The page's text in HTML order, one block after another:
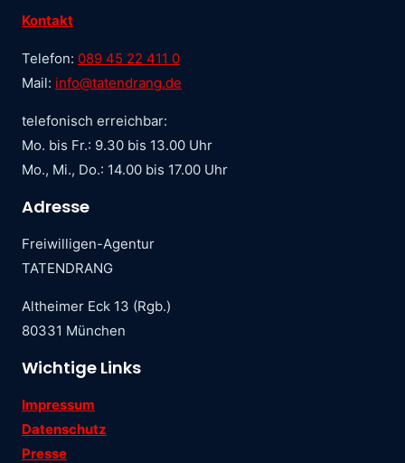
Kontakt
Telefon: 089 45 22 411 0
Mail: info@tatendrang.de
telefonisch erreichbar:
Mo. bis Fr.: 9.30 bis 13.00 Uhr
Mo., Mi., Do.: 14.00 bis 17.00 Uhr
Adresse
Freiwilligen-Agentur
TATENDRANG
Altheimer Eck 13 (Rgb.)
80331 München
Wichtige Links
Impressum
Datenschutz
Presse